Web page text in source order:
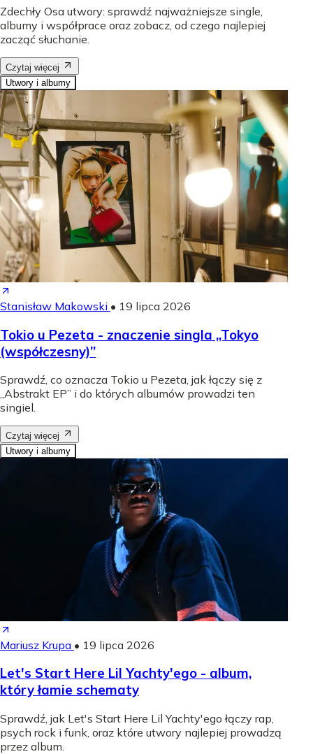
Zdechły Osa utwory: sprawdź najważniejsze single,
albumy i współprace oraz zobacz, od czego najlepiej
zacząć słuchanie.
Czytaj więcej
Utwory i albumy
Stanisław Makowski • 19 lipca 2026
Tokio u Pezeta - znaczenie singla „Tokyo
(współczesny)”
Sprawdź, co oznacza Tokio u Pezeta, jak łączy się z
„Abstrakt EP” i do których albumów prowadzi ten
singiel.
Czytaj więcej
Utwory i albumy
Mariusz Krupa • 19 lipca 2026
Let's Start Here Lil Yachty'ego - album,
który łamie schematy
Sprawdź, jak Let's Start Here Lil Yachty'ego łączy rap,
psych rock i funk, oraz które utwory najlepiej prowadzą
przez album.